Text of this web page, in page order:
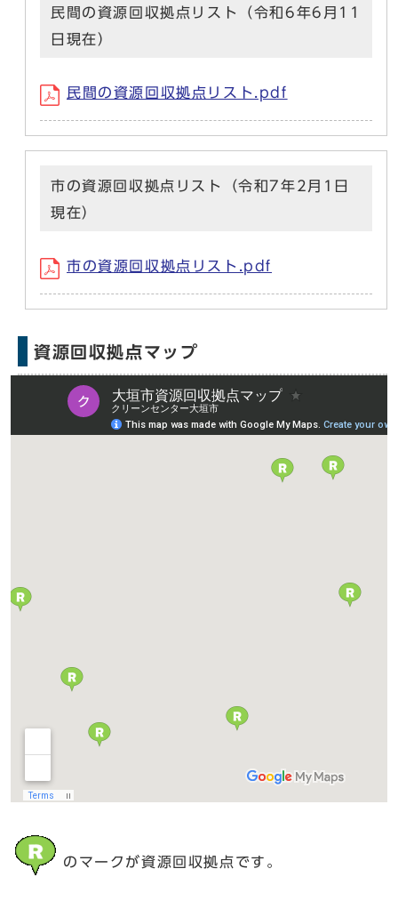
民間の資源回収拠点リスト（令和6年6月11
日現在）
民間の資源回収拠点リスト.pdf
市の資源回収拠点リスト（令和7年2月1日
現在）
市の資源回収拠点リスト.pdf
資源回収拠点マップ
のマークが資源回収拠点です。